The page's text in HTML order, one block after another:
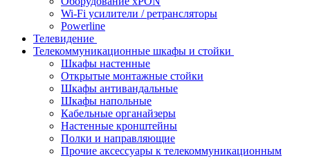
Wi-Fi усилители / ретрансляторы
Powerline
Телевидение
Телекоммуникационные шкафы и стойки
Шкафы настенные
Открытые монтажные стойки
Шкафы антивандальные
Шкафы напольные
Кабельные органайзеры
Настенные кронштейны
Полки и направляющие
Прочие аксессуары к телекоммуникационным